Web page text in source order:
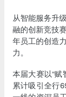
从智能服务升
融的创新竞技
年员工的创造
力。
本届大赛以“
累计吸引全行